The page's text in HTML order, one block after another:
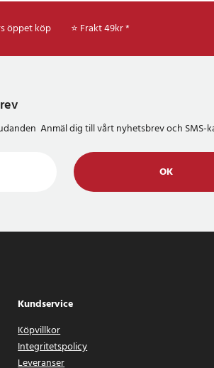
öppet köp ⭐ Frakt 49kr *
Anmäl dig till vårt nyhetsbrev och SMS-
OK
Kundservice
Köpvillkor
Integritetspolicy
Leveranser